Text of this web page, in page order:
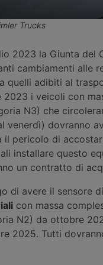
Trucks
2023 la Giunta
cambiamenti alle
quelli adibiti al
2023 i veicoli con
N3) che
venerdì) dovranno
il pericolo di
installare questo
un contratto di
di avere il sensore
con massa
N2) da ottobre
2025. Tutti